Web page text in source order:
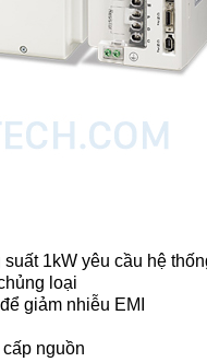
1kW yêu cầu hệ
loại
giảm nhiễu EMI
nguồn